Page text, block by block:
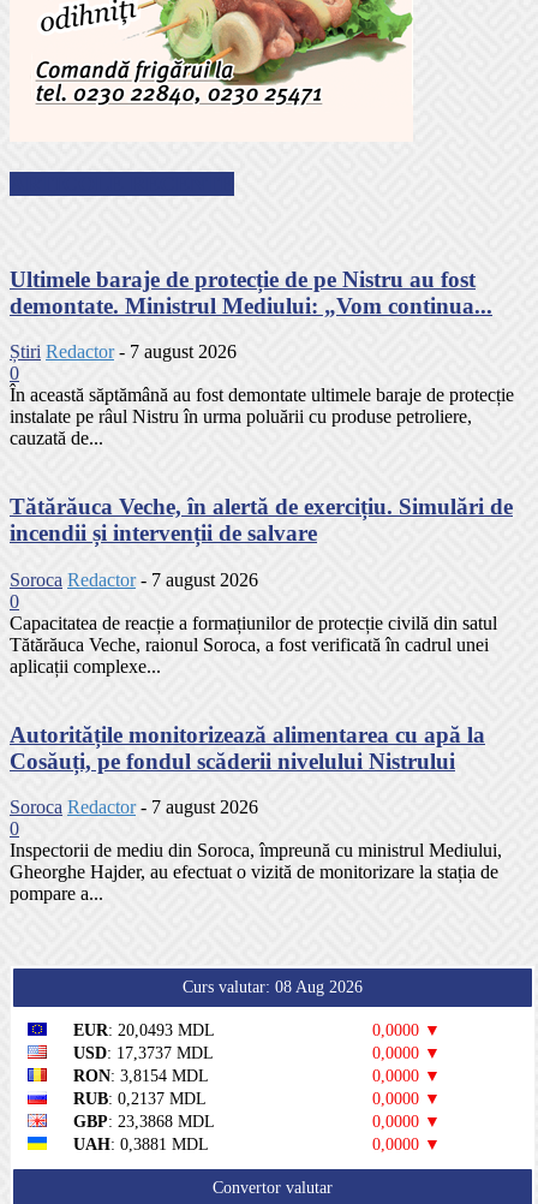
Ultimele baraje de protecție de pe Nistru au fost
demontate. Ministrul Mediului: „Vom continua...
Știri Redactor - 7 august 2026
0
În această săptămână au fost demontate ultimele baraje de protecție
instalate pe râul Nistru în urma poluării cu produse petroliere,
cauzată de...
Tătărăuca Veche, în alertă de exercițiu. Simulări de
incendii și intervenții de salvare
Soroca Redactor - 7 august 2026
0
Capacitatea de reacție a formațiunilor de protecție civilă din satul
Tătărăuca Veche, raionul Soroca, a fost verificată în cadrul unei
aplicații complexe...
Autoritățile monitorizează alimentarea cu apă la
Cosăuți, pe fondul scăderii nivelului Nistrului
Soroca Redactor - 7 august 2026
0
Inspectorii de mediu din Soroca, împreună cu ministrul Mediului,
Gheorghe Hajder, au efectuat o vizită de monitorizare la stația de
pompare a...
Curs valutar: 08 Aug 2026
EUR: 20,0493 MDL
0,0000 ▼
USD: 17,3737 MDL
0,0000 ▼
RON: 3,8154 MDL
0,0000 ▼
RUB: 0,2137 MDL
0,0000 ▼
GBP: 23,3868 MDL
0,0000 ▼
UAH: 0,3881 MDL 0,0000 ▼
Convertor valutar